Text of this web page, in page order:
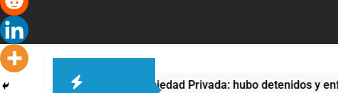
la Ley de Propiedad Privada: hubo detenidos y enfrentamientos